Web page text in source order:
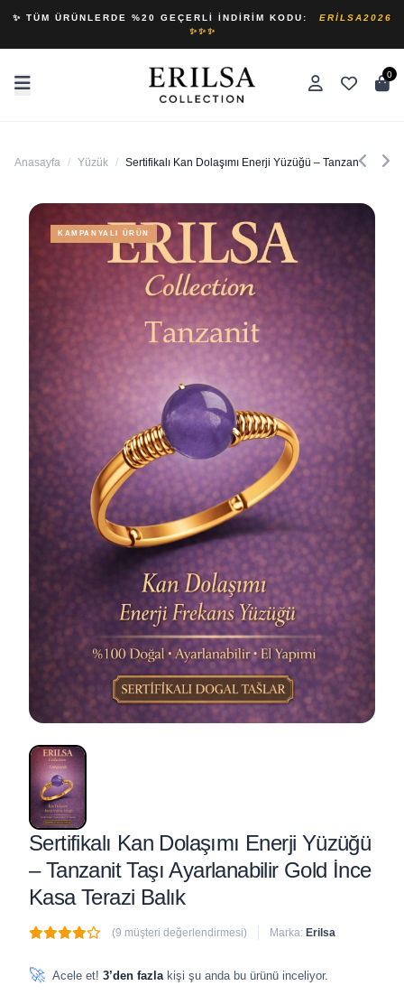
✨ TÜM ÜRÜNLERDE %20 GEÇERLI İNDIRIM KODU:
ERILSA2026
✨✨✨
0
Anasayfa / Yüzük / Sertifikalı Kan Dolaşımı Enerji Yüzüğü – Tanzanit Taşı
KAMPANYALI ÜRÜN
Sertifikalı Kan Dolaşımı Enerji Yüzüğü
– Tanzanit Taşı Ayarlanabilir Gold İnce
Kasa Terazi Balık
(9 müşteri değerlendirmesi) Marka: Erilsa
🚀 Acele et! 3’den fazla kişi şu anda bu ürünü inceliyor.